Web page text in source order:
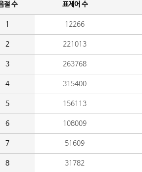
절 수 표제어 수
1 12266
2 221013
3 263768
4 315400
5 156113
6 108009
7 51609
8 31782